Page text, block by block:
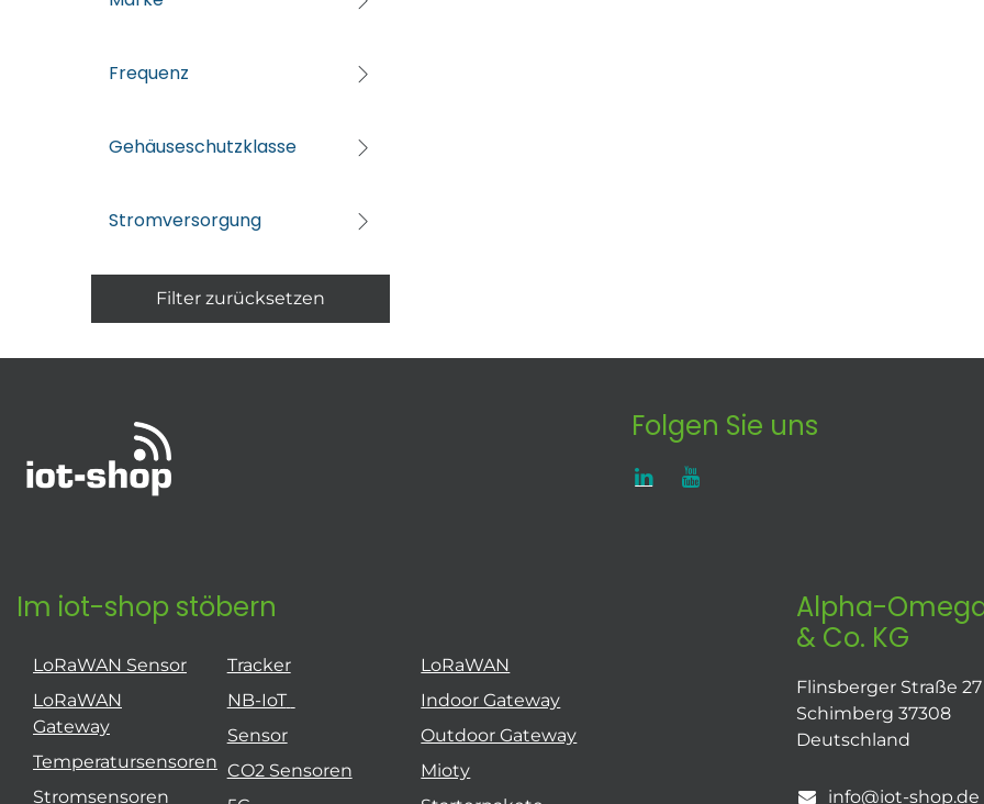
Frequenz
Gehäuseschutzklasse
Stromversorgung
Filter zurücksetzen
Folgen Sie uns
Im iot-shop stöbern
LoRaWAN Sensor
LoRaWAN
Gateway
Temperatursensoren
Stromsensoren
Tracker
NB-IoT
Sensor
CO2 Sensoren
LoRaWAN
Indoor Gateway
Outdoor Gateway
Mioty
Alpha-
& Co. KG
Flinsberger Straße 27
Schimberg 37308
Deutschland
info@iot-shop.de